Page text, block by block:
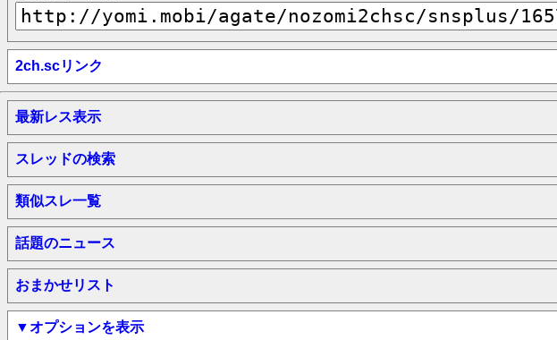
2ch.scリンク
最新レス表示
スレッドの検索
類似スレ一覧
話題のニュース
おまかせリスト
▼オプションを表示